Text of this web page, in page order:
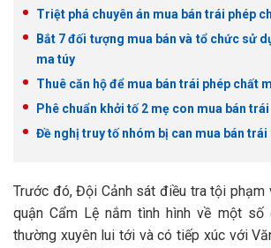
Triệt phá chuyên án mua bán trái phép
Bắt 7 đối tượng mua bán và tổ chức sử
ma túy
Thuê căn hộ để mua bán trái phép chất
Phê chuẩn khởi tố 2 mẹ con mua bán
Đề nghị truy tố nhóm bị can mua bán trái
Trước đó, Đội Cảnh sát điều tra tội phạm
quận Cẩm Lệ nắm tình hình về một
thường xuyên lui tới và có tiếp xúc với